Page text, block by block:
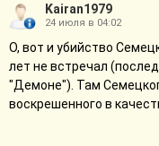
Kairan1979
24 июля в 04:02
О, вот и убийство
лет не встречал
"Демоне"). Там
воскрешенного в